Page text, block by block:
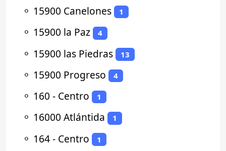
⚬ 15900 Canelones 1
⚬ 15900 la Paz 4
⚬ 15900 las Piedras 13
⚬ 15900 Progreso 4
⚬ 160 - Centro 1
⚬ 16000 Atlántida 1
⚬ 164 - Centro 1